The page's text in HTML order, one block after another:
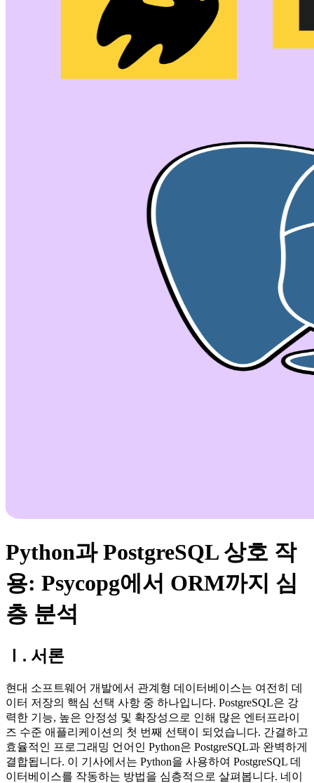
Python과 PostgreSQL 상호 작
용: Psycopg에서 ORM까지 심
층 분석
Ⅰ. 서론
현대 소프트웨어 개발에서 관계형 데이터베이스는 여전히 데
이터 저장의 핵심 선택 사항 중 하나입니다. PostgreSQL은 강
력한 기능, 높은 안정성 및 확장성으로 인해 많은 엔터프라이
즈 수준 애플리케이션의 첫 번째 선택이 되었습니다. 간결하고
효율적인 프로그래밍 언어인 Python은 PostgreSQL과 완벽하게
결합됩니다. 이 기사에서는 Python을 사용하여 PostgreSQL 데
이터베이스를 작동하는 방법을 심층적으로 살펴봅니다. 네이